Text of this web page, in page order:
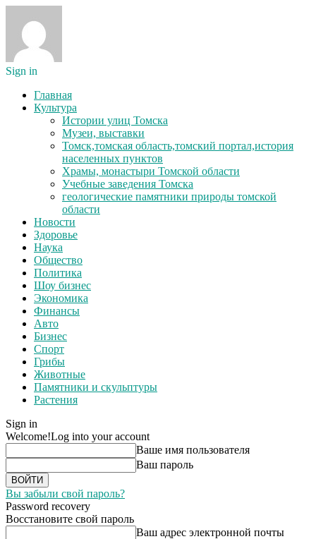
Sign in
Главная
Культура
Истории улиц Томска
Музеи, выставки
Томск,томская область,томский портал,история
населенных пунктов
Храмы, монастыри Томской области
Учебные заведения Томска
геологические памятники природы томской
области
Новости
Здоровье
Наука
Общество
Политика
Шоу бизнес
Экономика
Финансы
Авто
Бизнес
Спорт
Грибы
Животные
Памятники и скульптуры
Растения
Sign in
Welcome!Log into your account
Ваше имя пользователя
Ваш пароль
Вы забыли свой пароль?
Password recovery
Восстановите свой пароль
Ваш адрес электронной почты